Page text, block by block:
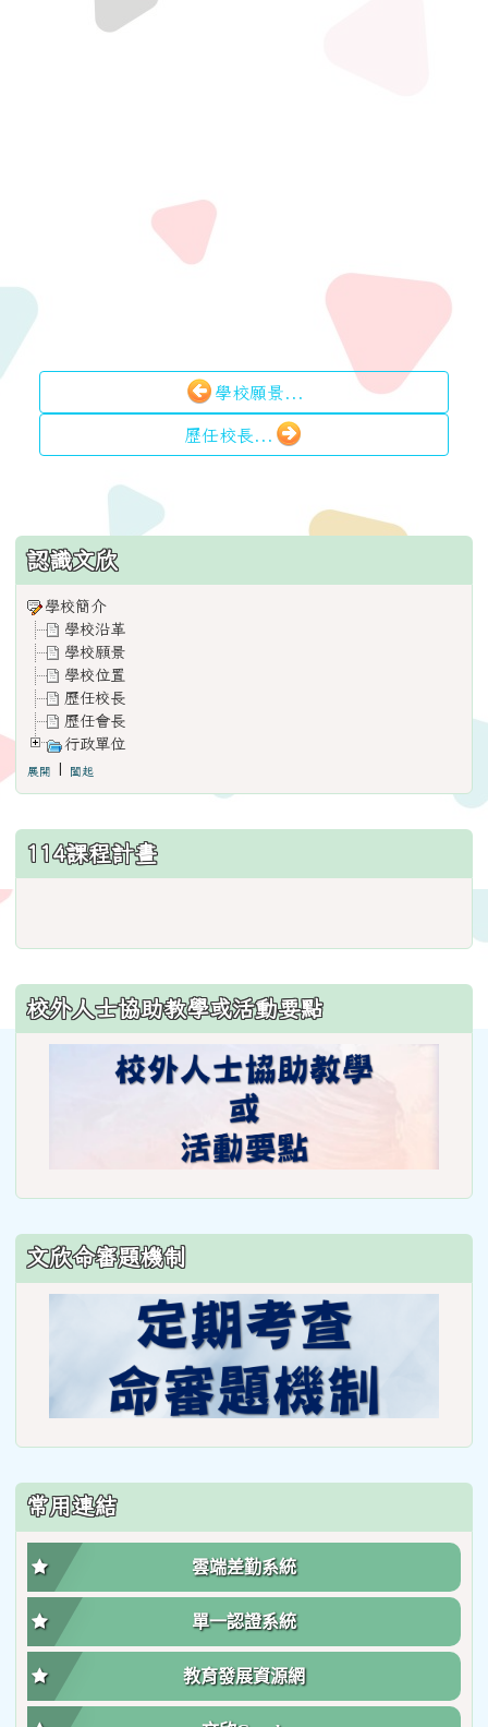
學校願景...
歷任校長...
:::
認識文欣
學校簡介
學校沿革
學校願景
學校位置
歷任校長
歷任會長
行政單位
展開 闔起
114課程計畫
ncsn=11&nsn=29
\
校外人士協助教學或活動要點
文欣命審題機制
常用連結
雲端差勤系統
單一認證系統
教育發展資源網